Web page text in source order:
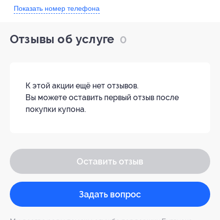
Показать номер телефона
Отзывы об услуге 0
К этой акции ещё нет отзывов.
Вы можете оставить первый отзыв после
покупки купона.
Оставить отзыв
Задать вопрос